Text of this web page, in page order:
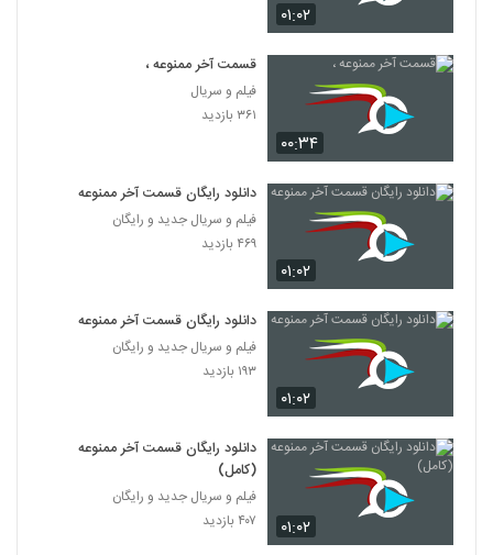
۰۱:۰۲
۰۰:۳۴
قسمت آخر ممنوعه ،
فیلم و سریال
۳۶۱ بازدید
۰۱:۰۲
دانلود رایگان قسمت آخر ممنوعه
فیلم و سریال جدید و رایگان
۴۶۹ بازدید
۰۱:۰۲
دانلود رایگان قسمت آخر ممنوعه
فیلم و سریال جدید و رایگان
۱۹۳ بازدید
۰۱:۰۲
دانلود رایگان قسمت آخر ممنوعه
(کامل)
فیلم و سریال جدید و رایگان
۴۰۷ بازدید